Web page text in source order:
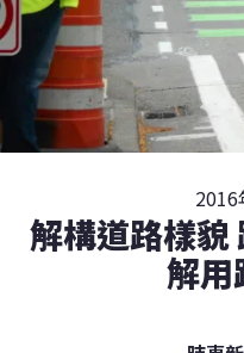
2016
解構道路樣貌
解用